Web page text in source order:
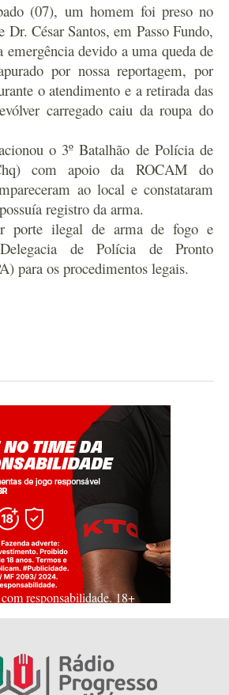
(07), um homem foi preso no
Dr. César Santos, em Passo Fundo,
emergência devido a uma queda de
por nossa reportagem, por
o atendimento e a retirada das
carregado caiu da roupa do
o 3º Batalhão de Polícia de
com apoio da ROCAM do
ao local e constataram
registro da arma.
porte ilegal de arma de fogo e
de Polícia de Pronto
para os procedimentos legais.
responsabilidade. 18+